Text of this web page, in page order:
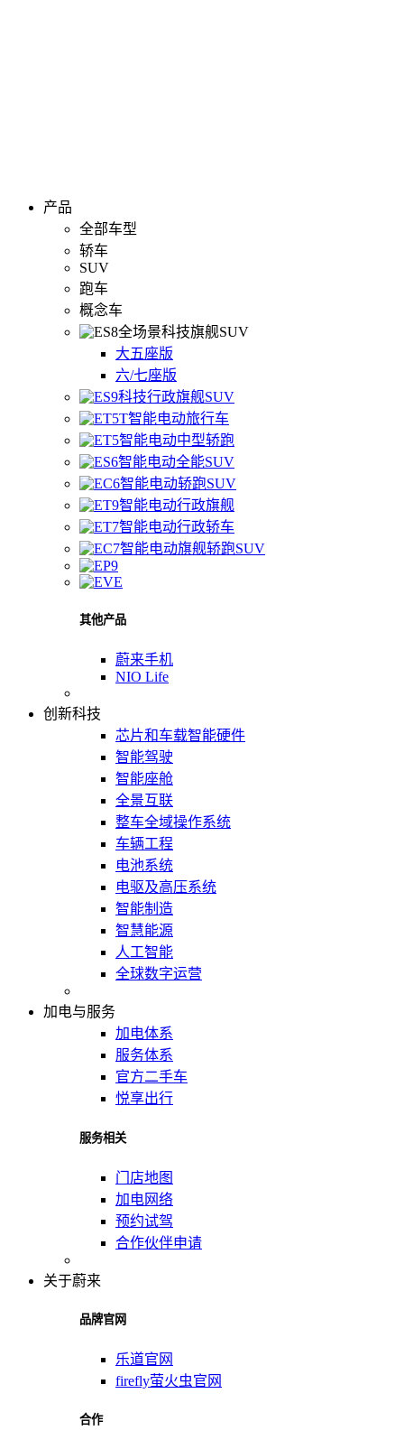
产品
全部车型
轿车
SUV
跑车
概念车
全场景科技旗舰SUV
大五座版
六/七座版
科技行政旗舰SUV
智能电动旅行车
智能电动中型轿跑
智能电动全能SUV
智能电动轿跑SUV
智能电动行政旗舰
智能电动行政轿车
智能电动旗舰轿跑SUV
其他产品
蔚来手机
NIO Life
创新科技
芯片和车载智能硬件
智能驾驶
智能座舱
全景互联
整车全域操作系统
车辆工程
电池系统
电驱及高压系统
智能制造
智慧能源
人工智能
全球数字运营
加电与服务
加电体系
服务体系
官方二手车
悦享出行
服务相关
门店地图
加电网络
预约试驾
合作伙伴申请
关于蔚来
品牌官网
乐道官网
firefly萤火虫官网
合作